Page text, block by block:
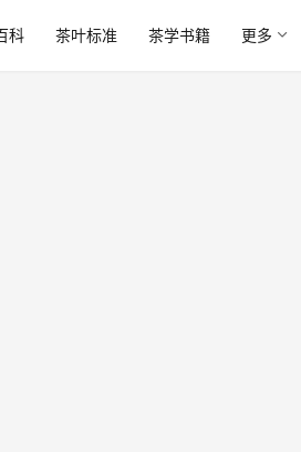
科 茶叶标准 茶学书籍 更多